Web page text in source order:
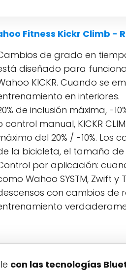
Fitness Kickr Climb -
de grado en
diseñado para
KICKR. Cuando se
en interiores.
de inclusión máxima, -
control manual, KICKR
del 20% / -10%.
la bicicleta, el tamaño
por aplicación:
Wahoo SYSTM, Zwift y
con cambios de
con las tecnologías